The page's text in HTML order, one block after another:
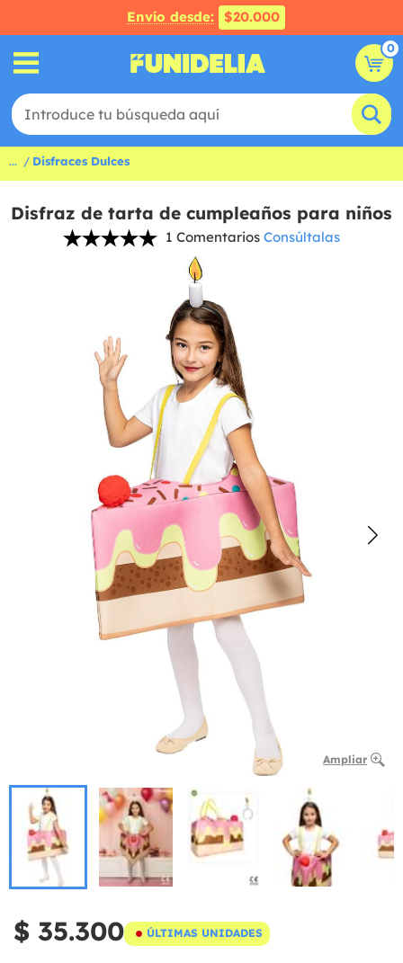
Envío desde: $20.000
0
... Disfraces Dulces
Disfraz de tarta de cumpleaños para niños
1 Comentarios Consúltalas
Ampliar
$ 35.300 ÚLTIMAS UNIDADES